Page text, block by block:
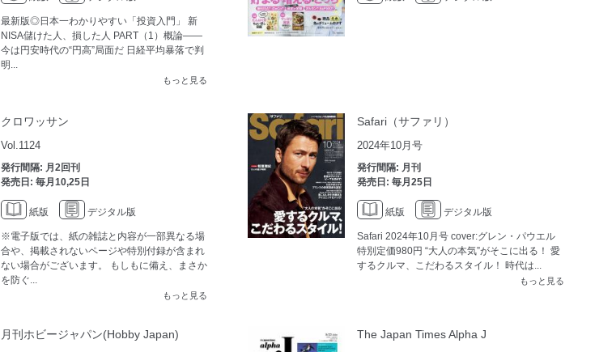
最新版◎日本一わかりやすい「投資入門」 新
NISA儲けた人、損した人 PART（1）概論――
今は円安時代の“円高”局面だ 日経平均暴落で判
明...
もっと見る
クロワッサン
Vol.1124
発行間隔: 月2回刊
発売日: 毎月10,25日
紙版 デジタル版
※電子版では、紙の雑誌と内容が一部異なる場
合や、掲載されないページや特別付録が含まれ
ない場合がございます。 もしもに備え、まさか
を防ぐ...
もっと見る
Safari（サファリ）
2024年10月号
発行間隔: 月刊
発売日: 毎月25日
紙版 デジタル版
Safari 2024年10月号 cover:グレン・パウエル
特別定価980円 “大人の本気”がそこに出る！ 愛
するクルマ、こだわるスタイル！ 時代は...
もっと見る
月刊ホビージャパン(Hobby Japan) The Japan Times Alpha J